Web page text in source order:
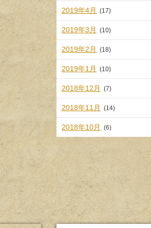
2019年4月 (17)
2019年3月 (10)
2019年2月 (18)
2019年1月 (10)
2018年12月 (7)
2018年11月 (14)
2018年10月 (6)